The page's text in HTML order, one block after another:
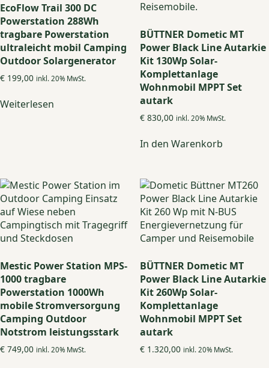
EcoFlow Trail 300 DC
Powerstation 288Wh
tragbare Powerstation
ultraleicht mobil Camping
Outdoor Solargenerator
€ 199,00 inkl. 20% MwSt.
Weiterlesen
BÜTTNER Dometic MT
Power Black Line Autarkie
Kit 130Wp Solar-
Komplettanlage
Wohnmobil MPPT Set
autark
€830,00 inkl. 20% MwSt.
In den Warenkorb
Mestic Power Station MPS-
1000 tragbare
Powerstation 1000Wh
mobile Stromversorgung
Camping Outdoor
Notstrom leistungsstark
€ 749,00 inkl. 20% MwSt.
BÜTTNER Dometic MT
Power Black Line Autarkie
Kit 260Wp Solar-
Komplettanlage
Wohnmobil MPPT Set
autark
€1.320,00 inkl. 20% MwSt.